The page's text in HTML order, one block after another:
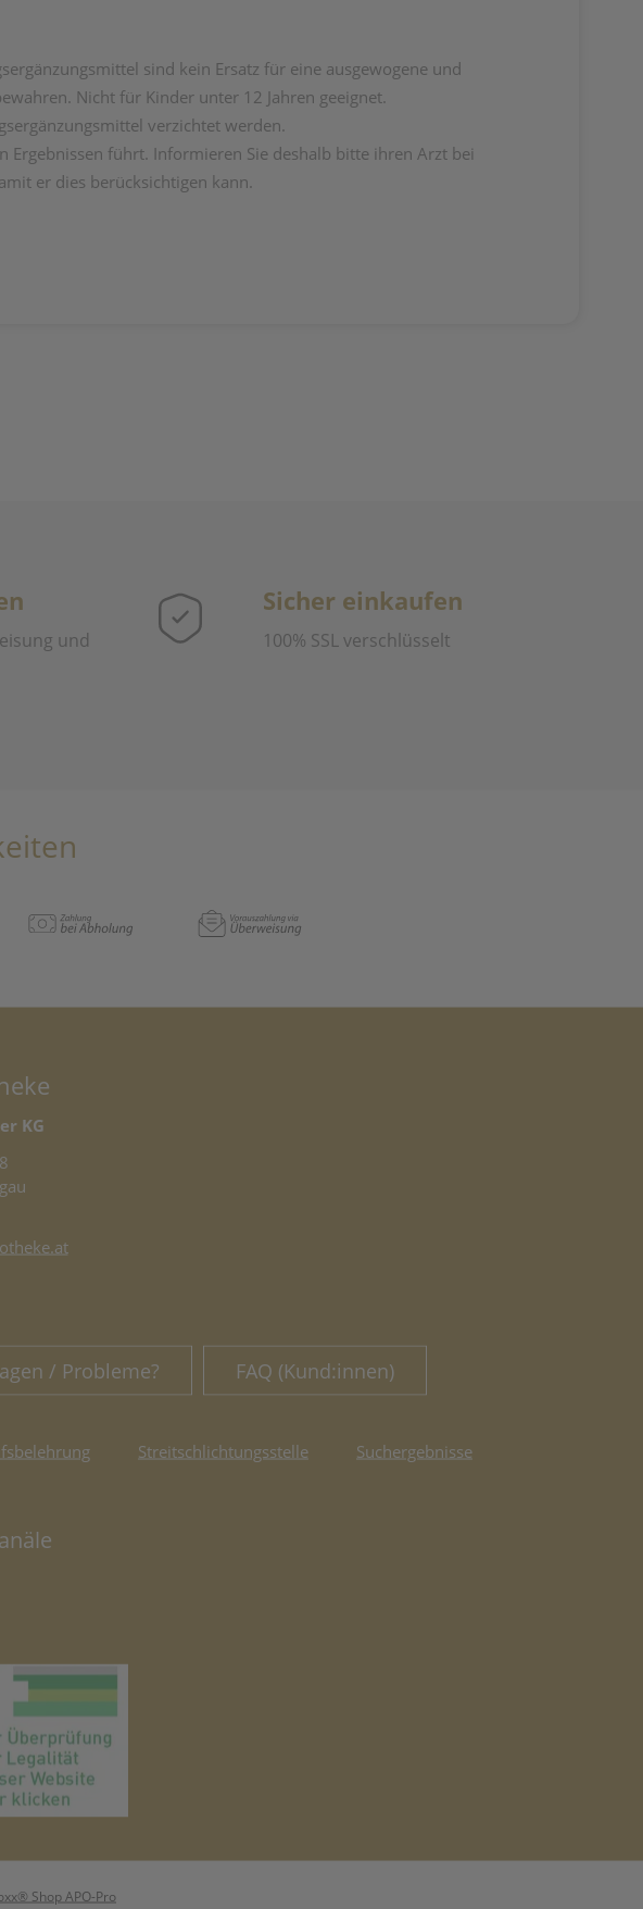
sind kein Ersatz für eine ausgewogene und
Nicht für Kinder unter 12 Jahren geeignet.
verzichtet werden.
führt. Informieren Sie deshalb bitte ihren Arzt bei
er dies berücksichtigen kann.
und
Sicher einkaufen
100% SSL verschlüsselt
KG
/ Probleme? FAQ (Kund:innen)
Streitschlichtungsstelle Suchergebnisse
Tab)
Shop APO-Pro